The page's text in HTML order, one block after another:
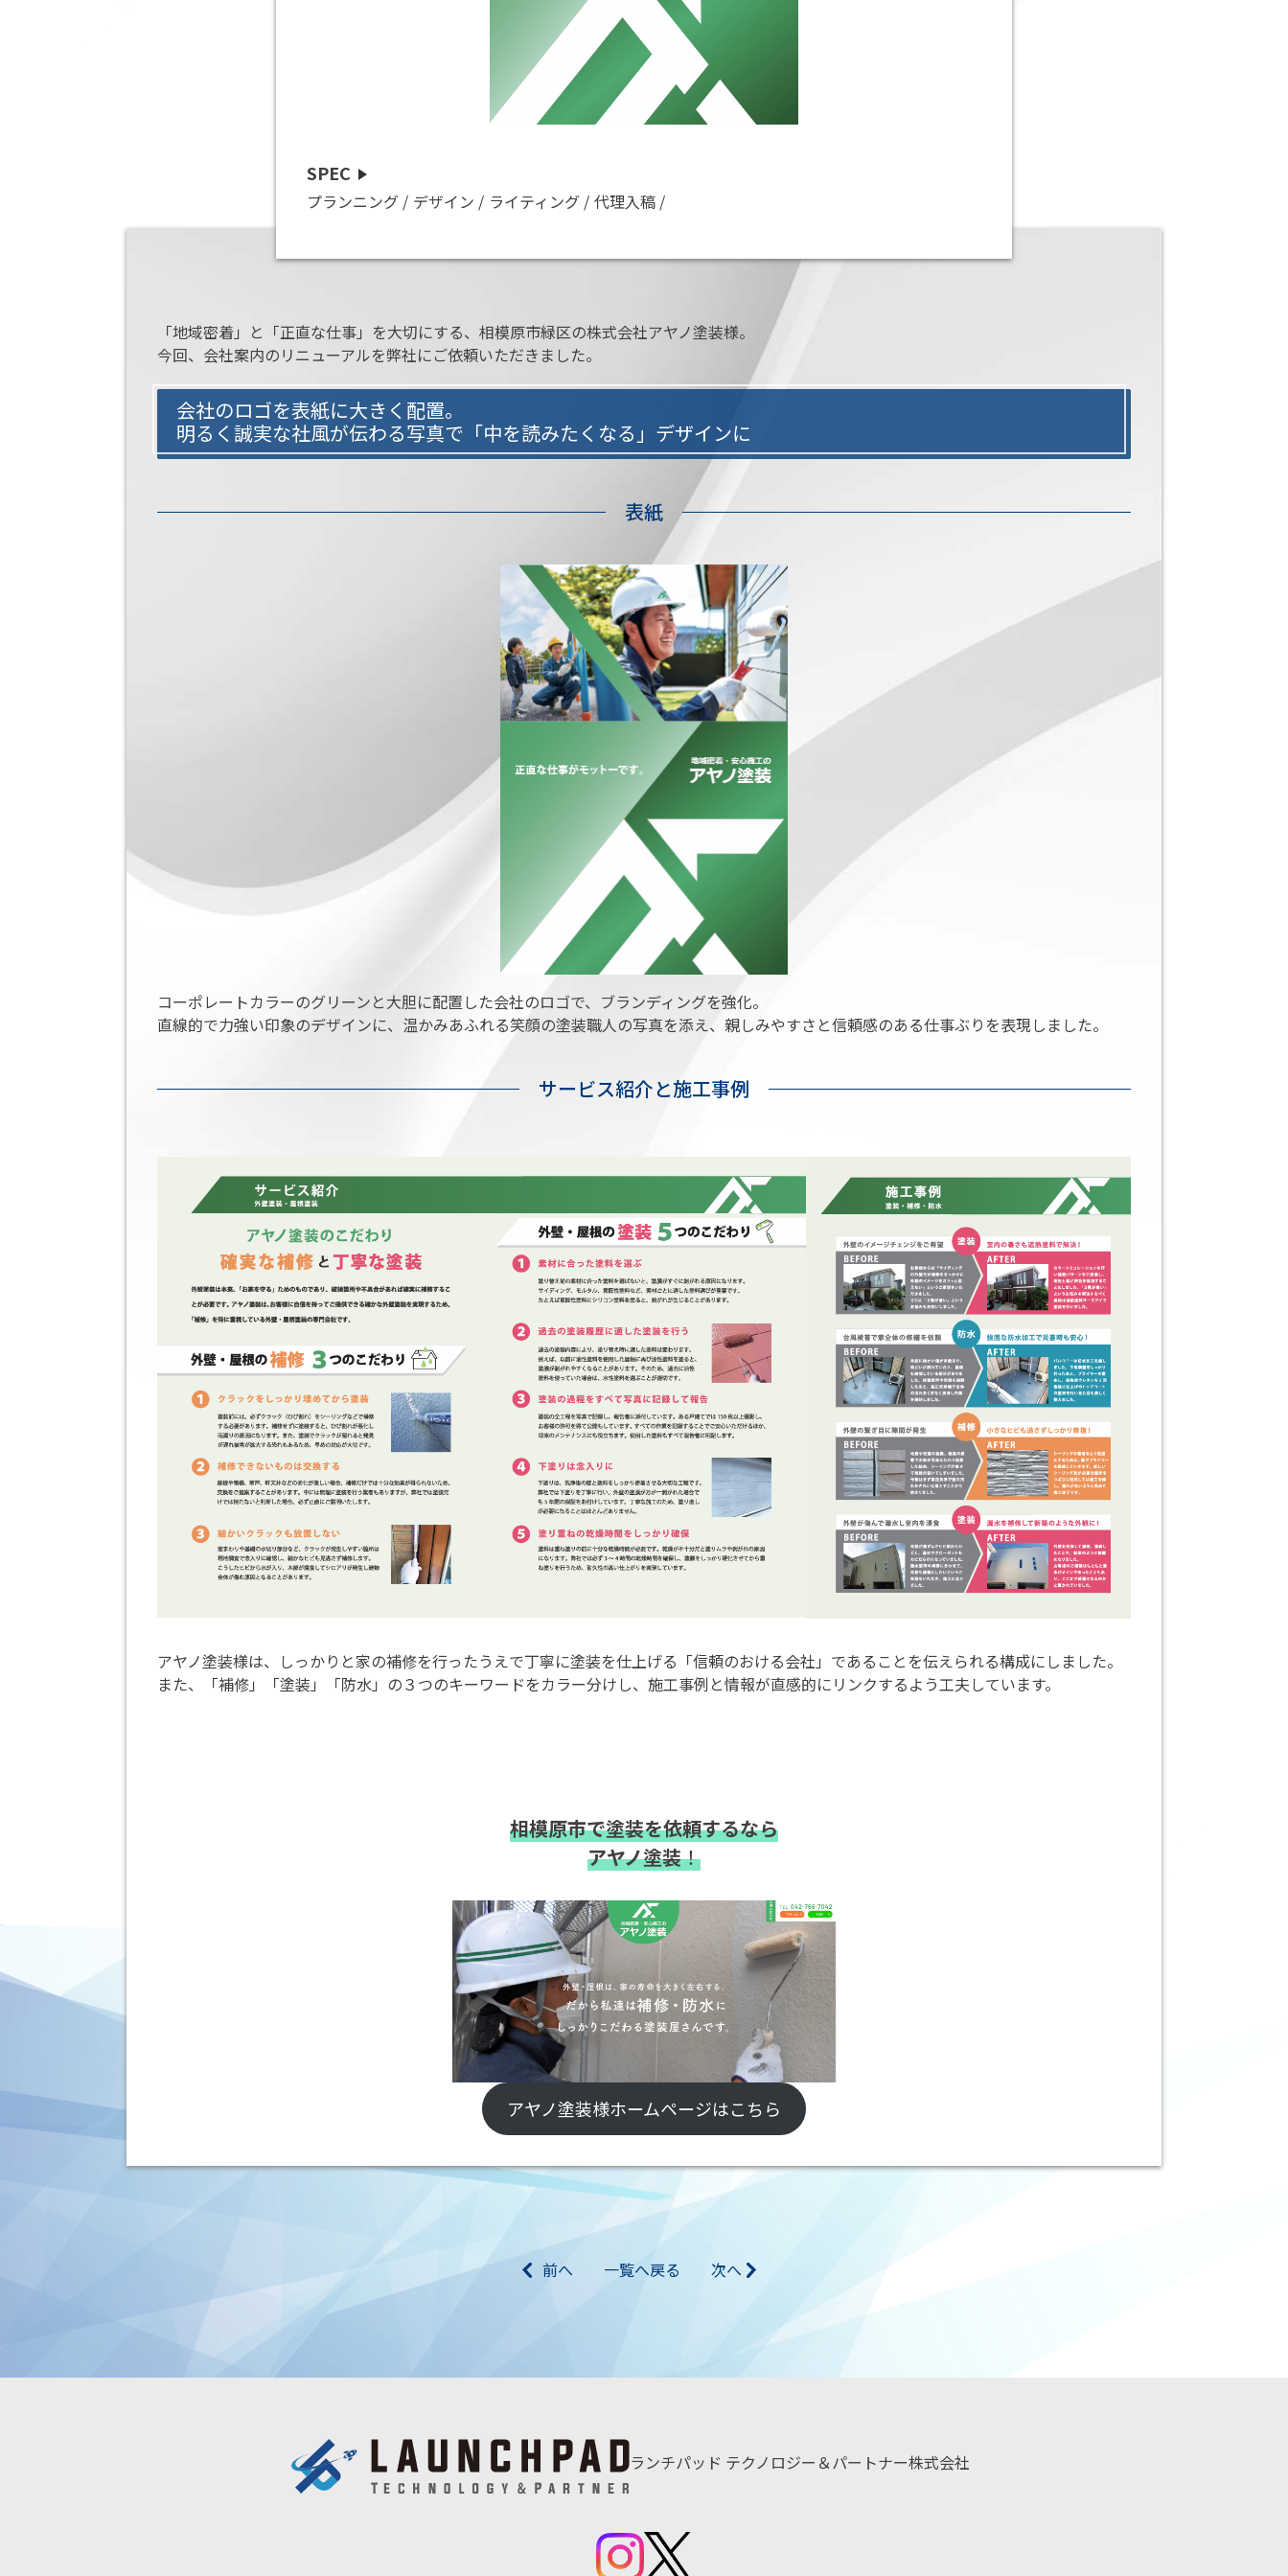
SPEC
プランニング デザイン ライティング 代理入稿
「地域密着」と「正直な仕事」を大切にする、相模原市緑区の株式会社アヤノ塗装様。
今回、会社案内のリニューアルを弊社にご依頼いただきました。
会社のロゴを表紙に大きく配置。
明るく誠実な社風が伝わる写真で「中を読みたくなる」デザインに
表紙
コーポレートカラーのグリーンと大胆に配置した会社のロゴで、ブランディングを強化。
直線的で力強い印象のデザインに、温かみあふれる笑顔の塗装職人の写真を添え、親しみやすさと信頼感のある仕事ぶりを表現しました。
サービス紹介と施工事例
アヤノ塗装様は、しっかりと家の補修を行ったうえで丁寧に塗装を仕上げる「信頼のおける会社」であることを伝えられる構成にしました。
また、「補修」「塗装」「防水」の３つのキーワードをカラー分けし、施工事例と情報が直感的にリンクするよう工夫しています。
相模原市で塗装を依頼するなら
アヤノ塗装！
アヤノ塗装様ホームページはこちら
前へ 一覧へ戻る 次へ
ランチパッド テクノロジー＆パートナー株式会社